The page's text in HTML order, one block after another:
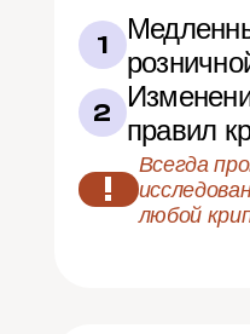
1
2 правил
!
Всегда
любой